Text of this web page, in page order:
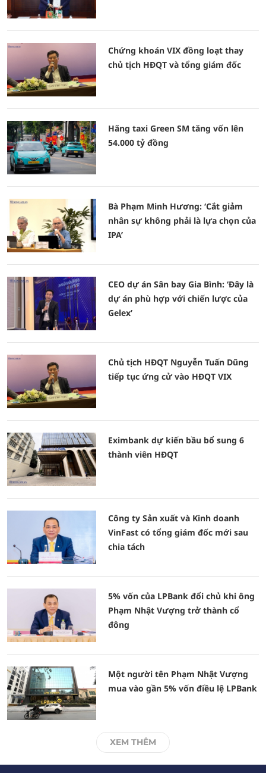
Chứng khoán VIX đồng loạt thay
chủ tịch HĐQT và tổng giám đốc
Hãng taxi Green SM tăng vốn lên
54.000 tỷ đồng
Bà Phạm Minh Hương: ‘Cắt giảm
nhân sự không phải là lựa chọn của
IPA’
CEO dự án Sân bay Gia Bình: ‘Đây là
dự án phù hợp với chiến lược của
Gelex’
Chủ tịch HĐQT Nguyễn Tuấn Dũng
tiếp tục ứng cử vào HĐQT VIX
Eximbank dự kiến bầu bổ sung 6
thành viên HĐQT
Công ty Sản xuất và Kinh doanh
VinFast có tổng giám đốc mới sau
chia tách
5% vốn của LPBank đổi chủ khi ông
Phạm Nhật Vượng trở thành cổ
đông
Một người tên Phạm Nhật Vượng
mua vào gần 5% vốn điều lệ LPBank
XEM THÊM